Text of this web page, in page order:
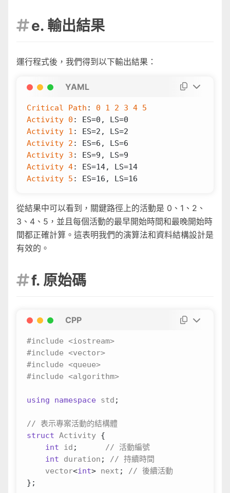
e. 輸出結果
運行程式後，我們得到以下輸出結果：
YAML
Critical Path : 0 1 2 3 4 5
Activity 0 :
ES=0, LS=0
Activity 1 :
ES=2, LS=2
Activity 2 :
ES=6, LS=6
Activity 3 :
ES=9, LS=9
Activity 4:
ES=14, LS=14
Activity 5 : ES=16, LS=16
從結果中可以看到，關鍵路徑上的活動是 0、1、2、
3、4、5，並且每個活動的最早開始時間和最晚開始時
間都正確計算。這表明我們的演算法和資料結構設計是
有效的。
f. 原始碼
CPP
#include <iostream>
#include <vector>
#include <queue>
#include <algorithm>
using namespace std ;
struct Activity {
int
id ;
int
duration ;
vector<int> next ;
};